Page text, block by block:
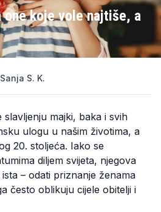
one koje vole najtiše, a
Sanja S. K.
slavljenju majki, baka i svih
ulogu u našim životima, a
20. stoljeća. Iako se
diljem svijeta, njegova
– odati priznanje ženama
često oblikuju cijele obitelji i